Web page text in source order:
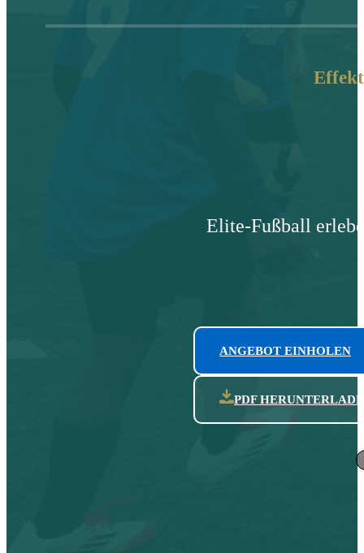
Elite-Fußball
ANGEBOT EINHOLEN
PDF